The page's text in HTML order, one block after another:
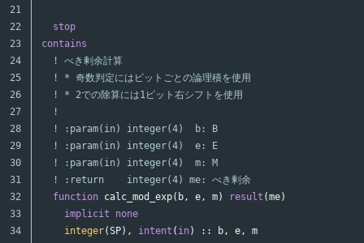
21
22
23
24
25
26
27
28
29
30
31
32
33
34
stop
contains
! べき剰余計算
! * 奇数判定にはビットごとの論理積を使用
! * 2での除算には1ビット右シフトを使用
!
! :param(in) integer(4)  b: B
! :param(in) integer(4)  e: E
! :param(in) integer(4)  m: M
! :return    integer(4) me: べき剰余
function calc_mod_exp( b, e, m) result (me)
implicit
none
integer(SP), intent ( in) :: b, e,
m